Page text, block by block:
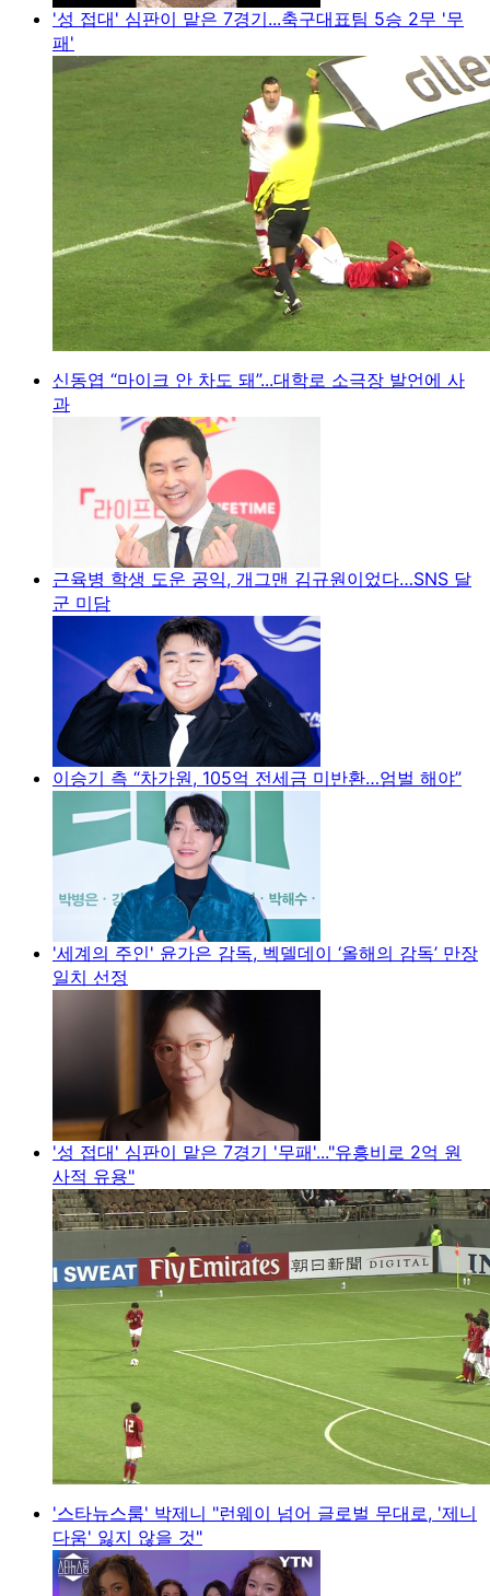
'성 접대' 심판이 맡은 7경기...축구대표팀 5승 2무 '무
패'
신동엽 “마이크 안 차도 돼”...대학로 소극장 발언에 사
과
근육병 학생 도운 공익, 개그맨 김규원이었다…SNS 달
군 미담
이승기 측 “차가원, 105억 전세금 미반환…엄벌 해야”
'세계의 주인' 윤가은 감독, 벡델데이 ‘올해의 감독’ 만장
일치 선정
'성 접대' 심판이 맡은 7경기 '무패'..."유흥비로 2억 원
사적 유용"
'스타뉴스룸' 박제니 "런웨이 넘어 글로벌 무대로, '제니
다움' 잃지 않을 것"